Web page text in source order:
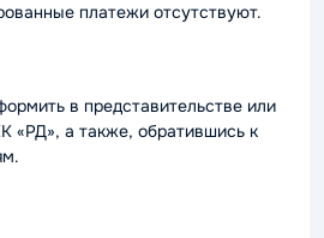
платежи отсутствуют.
в представительстве или
«РД», а также, обратившись к